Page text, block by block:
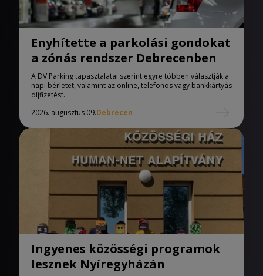
Enyhítette a parkolási gondokat
a zónás rendszer Debrecenben
A DV Parking tapasztalatai szerint egyre többen választják a
napi bérletet, valamint az online, telefonos vagy bankkártyás
díjfizetést.
2026. augusztus 09.Debrecen
Ingyenes közösségi programok
lesznek Nyíregyházán